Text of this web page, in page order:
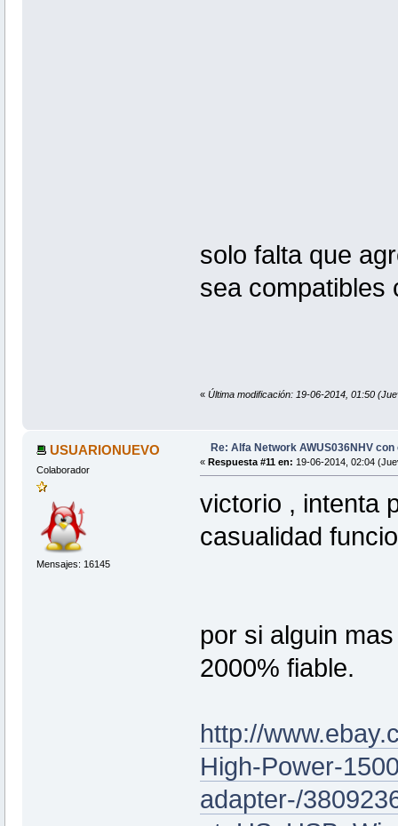
solo falta que
sea
« Última modificación: 19-06-2014, 01:50
USUARIONUEVO
Colaborador
Mensajes: 16145
Re: Alfa Network AWUS036NHV
« Respuesta #11 en: 19-06-2014, 02:04
victorio , intenta
casualidad
por si alguin
2000% fiable.
http://
High-Power-
adapter-/